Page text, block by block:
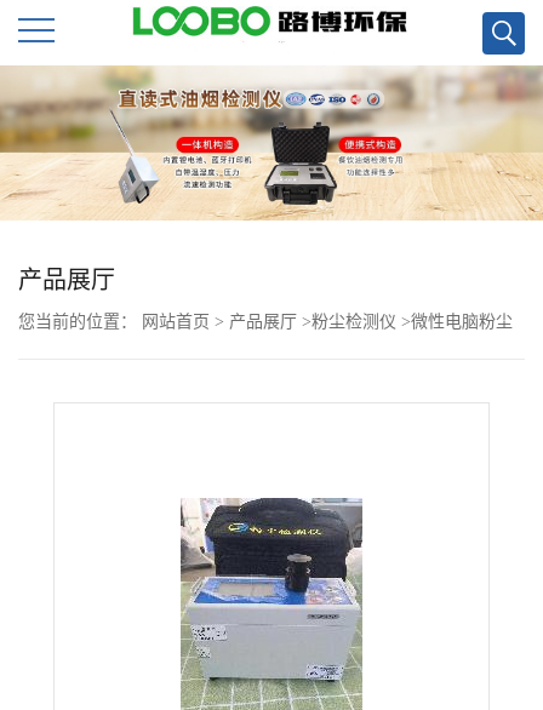
公
司
首
页
公
产品展厅
您当前的位置： 网站首页 > 产品展厅 >粉尘检测仪 >微性电脑粉尘